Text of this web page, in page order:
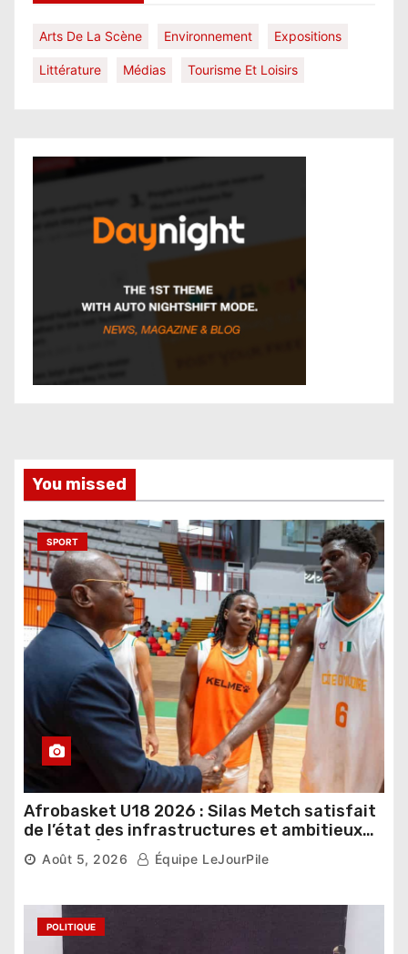
Arts De La Scène Environnement Expositions
Littérature Médias Tourisme Et Loisirs
You missed
SPORT
Afrobasket U18 2026 : Silas Metch satisfait
de l’état des infrastructures et ambitieux
pour les Éléphants
Août 5, 2026 Équipe LeJourPile
POLITIQUE